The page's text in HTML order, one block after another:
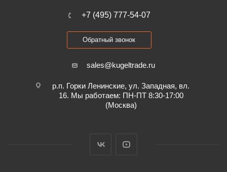
+7 (495) 777-54-07
Обратный звонок
sales@kugeltrade.ru
р.п. Горки Ленинские, ул. Западная, вл.
16. Мы работаем: ПН-ПТ 8:30-17:00
(Москва)